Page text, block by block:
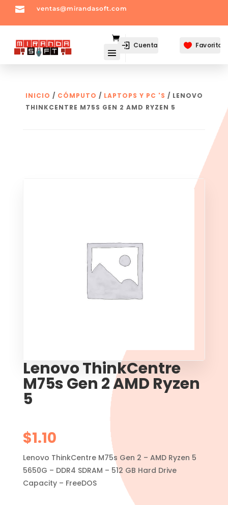
 ventas@mirandasoft.com
Cuenta  Favoritos
INICIO / CÓMPUTO / LAPTOPS Y PC 'S / LENOVO
THINKCENTRE M75S GEN 2 AMD RYZEN 5
Lenovo ThinkCentre
M75s Gen 2 AMD Ryzen
5
$1.10
Lenovo ThinkCentre M75s Gen 2 – AMD Ryzen 5
5650G – DDR4 SDRAM – 512 GB Hard Drive
Capacity – FreeDOS